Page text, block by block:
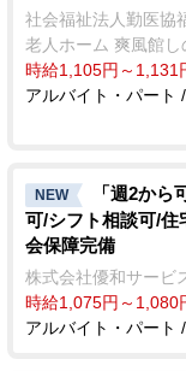
社会福祉法人勤医協
老人ホーム 爽風館し
時給1,105円～1,131
アルバイト・パート
NEW
「週2か
可/シフト相談可/住
会保障完備
株式会社優和サービ
時給1,075円～1,080
アルバイト・パート